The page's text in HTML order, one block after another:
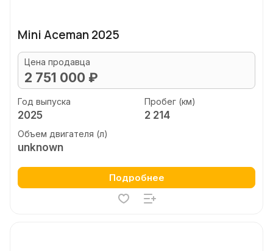
Mini Aceman 2025
Цена продавца
2 751 000 ₽
Год выпуска
2025
Пробег (км)
2 214
Объем двигателя (л)
unknown
Подробнее